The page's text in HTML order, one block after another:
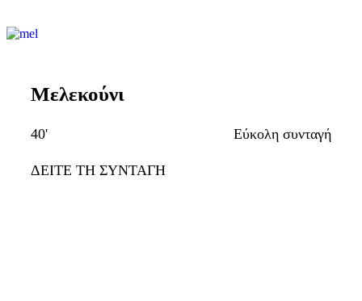
Μελεκούνι
40' Εύκολη συνταγή
ΔΕΙΤΕ ΤΗ ΣΥΝΤΑΓΗ